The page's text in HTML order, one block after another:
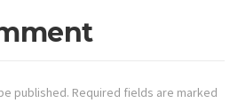
published. Required fields are marked